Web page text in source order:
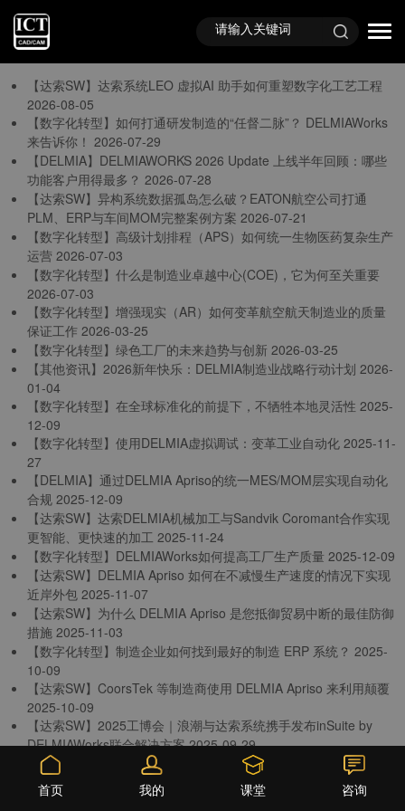
与“DELMIA资讯”
首页TAG标签
【达索SW】达索系统LEO 虚拟AI 助手如何重塑数字化工艺工程
2026-08-05
【数字化转型】如何打通研发制造的“任督二脉”？ DELMIAWorks
来告诉你！ 2026-07-29
【DELMIA】DELMIAWORKS 2026 Update 上线半年回顾：哪些
功能客户用得最多？ 2026-07-28
【达索SW】异构系统数据孤岛怎么破？EATON航空公司打通
PLM、ERP与车间MOM完整案例方案 2026-07-21
【数字化转型】高级计划排程（APS）如何统一生物医药复杂生产
运营 2026-07-03
【数字化转型】什么是制造业卓越中心(COE)，它为何至关重要
2026-07-03
【数字化转型】增强现实（AR）如何变革航空航天制造业的质量
保证工作 2026-03-25
【数字化转型】绿色工厂的未来趋势与创新 2026-03-25
【其他资讯】2026新年快乐：DELMIA制造业战略行动计划 2026-
01-04
【数字化转型】在全球标准化的前提下，不牺牲本地灵活性 2025-
12-09
【数字化转型】使用DELMIA虚拟调试：变革工业自动化 2025-11-
27
【DELMIA】通过DELMIA Apriso的统一MES/MOM层实现自动化
合规 2025-12-09
【达索SW】达索DELMIA机械加工与Sandvik Coromant合作实现
更智能、更快速的加工 2025-11-24
【数字化转型】DELMIAWorks如何提高工厂生产质量 2025-12-09
【达索SW】DELMIA Apriso 如何在不减慢生产速度的情况下实现
近岸外包 2025-11-07
【达索SW】为什么 DELMIA Apriso 是您抵御贸易中断的最佳防御
措施 2025-11-03
【数字化转型】制造企业如何找到最好的制造 ERP 系统？ 2025-
10-09
【达索SW】CoorsTek 等制造商使用 DELMIA Apriso 来利用颠覆
2025-10-09
【达索SW】2025工博会｜浪潮与达索系统携手发布inSuite by
DELMIAWorks联合解决方案 2025-09-29
【数字化转型】从混乱到控制：基于活动的实时成本核算改变制造
经济 2025-09-25
首页 我的 课堂 咨询